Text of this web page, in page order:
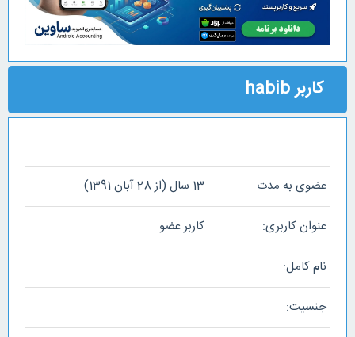
کاربر habib
عضوی به مدت 13 سال (از 28 آبان 1391)
عنوان کاربری: کاربر عضو
نام کامل:
جنسیت: